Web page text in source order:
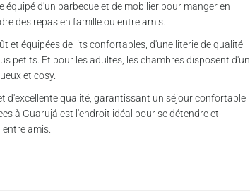
d'un barbecue et de mobilier pour manger en
des repas en famille ou entre amis.
et équipées de lits confortables, d'une literie de qualité
petits. Et pour les adultes, les chambres disposent d'un
et cosy.
d'excellente qualité, garantissant un séjour confortable
à Guarujá est l'endroit idéal pour se détendre et
amis.